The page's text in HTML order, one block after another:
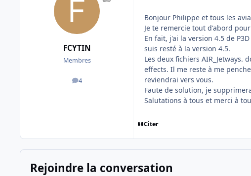
FCYTIN
Membres
4
messages
Bonjour Philippe et tous les
Je te remercie tout d'abord
En fait, j'ai la version 4.5 de
suis resté à la version 4.5.
Les deux fichiers
effects. Il me reste à me
reviendrai vers vous.
Faute de solution, je
Salutations à tous et merci à
Citer
Rejoindre la conversation